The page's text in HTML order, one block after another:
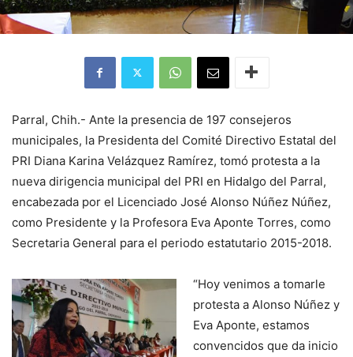
Parral, Chih.- Ante la presencia de 197 consejeros
municipales, la Presidenta del Comité Directivo Estatal del
PRI Diana Karina Velázquez Ramírez, tomó protesta a la
nueva dirigencia municipal del PRI en Hidalgo del Parral,
encabezada por el Licenciado José Alonso Núñez Núñez,
como Presidente y la Profesora Eva Aponte Torres, como
Secretaria General para el periodo estatutario 2015-2018.
“Hoy venimos a tomarle
protesta a Alonso Núñez y
Eva Aponte, estamos
convencidos que da inicio